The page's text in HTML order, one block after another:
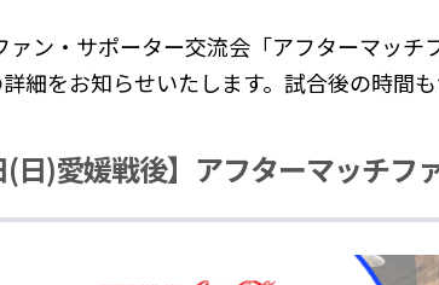
ァン・サポーター交流会「アフターマッ
細をお知らせいたします。試合後の時間
(日)愛媛戦後】アフターマッチ